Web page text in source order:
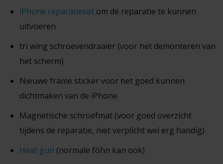
iPhone reparatiesetom de reparatie te kunnen
uitvoeren
tri wing schroevendraaier (voor het demonteren van
het scherm)
Nieuwe frame sticker voor het goed kunnen
dichtmaken van de iPhone
Magnetische schroefmat (voor goed overzicht
tijdens de reparatie, niet verplicht wel erg handig)
Heat gun (normale föhn kan ook)